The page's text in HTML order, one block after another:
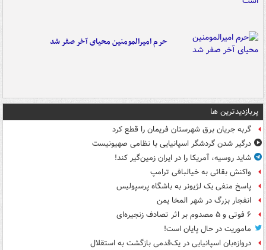
حرم امیرالمومنین محیای آخر صفر شد
پربازدیدترین ها
گربه جریان برق شهرستان فریمان را قطع کرد
درگیر شدن گردشگر اسپانیایی با نظامی صهیونیست
شاید روسیه، آمریکا را در ایران زمین‌گیر کند!
واکنش بقائی به خیالبافی ترامپ
پاسخ منفی یک لژیونر به باشگاه پرسپولیس
انفجار بزرگ در شهر المخا یمن
۶ فوتی و ۵ مصدوم بر اثر تصادف زنجیره‌ای
ماموریت در حال پایان است!
دروازه‌بان اسپانیایی در یک‌قدمی بازگشت به استقلال